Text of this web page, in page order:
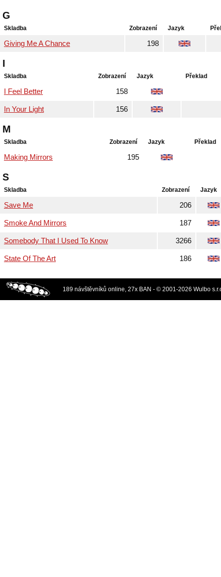
G
Skladba Zobrazení Jazyk
Giving Me A Chance 198
I
Skladba Zobrazení Jazyk Překlad
I Feel Better 158
In Your Light 156
M
Skladba Zobrazení Jazyk Překlad
Making Mirrors 195
S
Skladba Zobrazení Jazyk
Save Me 206
Smoke And Mirrors 187
Somebody That I Used To Know 3266
State Of The Art 186
189 návštěvníků online, 27x BAN - © 2001-2026 Wulbo